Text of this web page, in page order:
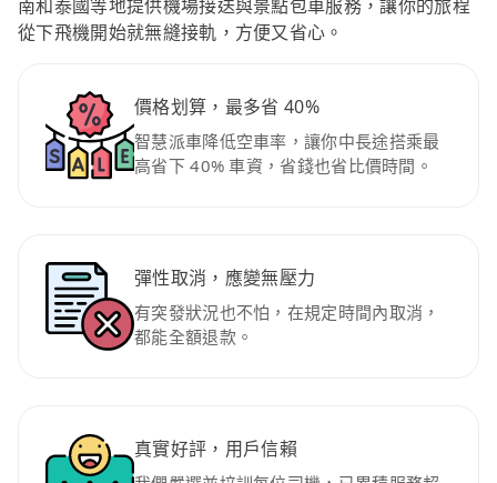
南和泰國等地提供機場接送與景點包車服務，讓你的旅程
從下飛機開始就無縫接軌，方便又省心。
價格划算，最多省 40%
智慧派車降低空車率，讓你中長途搭乘最
高省下 40% 車資，省錢也省比價時間。
彈性取消，應變無壓力
有突發狀況也不怕，在規定時間內取消，
都能全額退款。
真實好評，用戶信賴